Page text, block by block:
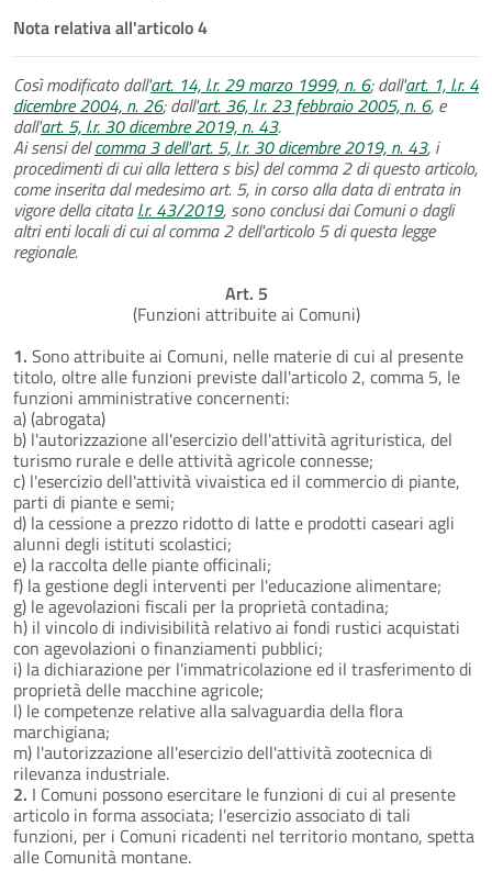
Nota relativa all'articolo 4
Così modificato dall'art. 14, l.r. 29 marzo 1999, n. 6; dall'art. 1, l.r. 4
dicembre 2004, n. 26; dall'art. 36, l.r. 23 febbraio 2005, n. 6, e
dall'art. 5, l.r. 30 dicembre 2019, n. 43.
Ai sensi delcomma 3 dell'art. 5, l.r. 30 dicembre 2019, n. 43, i
procedimenti di cui alla lettera s bis) del comma 2 di questo articolo,
come inserita dal medesimo art. 5, in corso alla data di entrata in
vigore della citatal.r. 43/2019, sono conclusi dai Comuni o dagli
altri enti locali di cui al comma 2 dell'articolo 5 di questa legge
regionale.
Art. 5
(Funzioni attribuite ai Comuni)
1. Sono attribuite ai Comuni, nelle materie di cui al presente
titolo, oltre alle funzioni previste dall'articolo 2, comma 5, le
funzioni amministrative concernenti:
a) (abrogata)
b) l'autorizzazione all'esercizio dell'attività agrituristica, del
turismo rurale e delle attività agricole connesse;
c) l'esercizio dell'attività vivaistica ed il commercio di piante,
parti di piante e semi;
d) la cessione a prezzo ridotto di latte e prodotti caseari agli
alunni degli istituti scolastici;
e) la raccolta delle piante officinali;
f) la gestione degli interventi per l'educazione alimentare;
g) le agevolazioni fiscali per la proprietà contadina;
h) il vincolo di indivisibilità relativo ai fondi rustici acquistati
con agevolazioni o finanziamenti pubblici;
i) la dichiarazione per l'immatricolazione ed il trasferimento di
proprietà delle macchine agricole;
l) le competenze relative alla salvaguardia della flora
marchigiana;
m) l'autorizzazione all'esercizio dell'attività zootecnica di
rilevanza industriale.
2. I Comuni possono esercitare le funzioni di cui al presente
articolo in forma associata; l'esercizio associato di tali
funzioni, per i Comuni ricadenti nel territorio montano, spetta
alle Comunità montane.